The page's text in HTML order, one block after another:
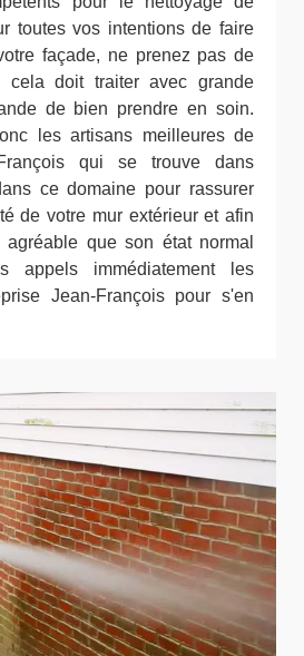
toutes vos intentions de faire
façade, ne prenez pas de
cela doit traiter avec grande
de bien prendre en soin.
les artisans meilleures de
qui se trouve dans
ce domaine pour rassurer
de votre mur extérieur et afin
que son état normal
appels immédiatement les
Jean-François pour s'en